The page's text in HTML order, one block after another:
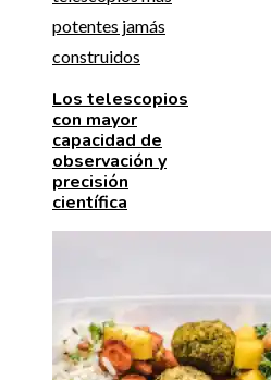
Los telescopios
con mayor
capacidad de
observación y
precisión
científica